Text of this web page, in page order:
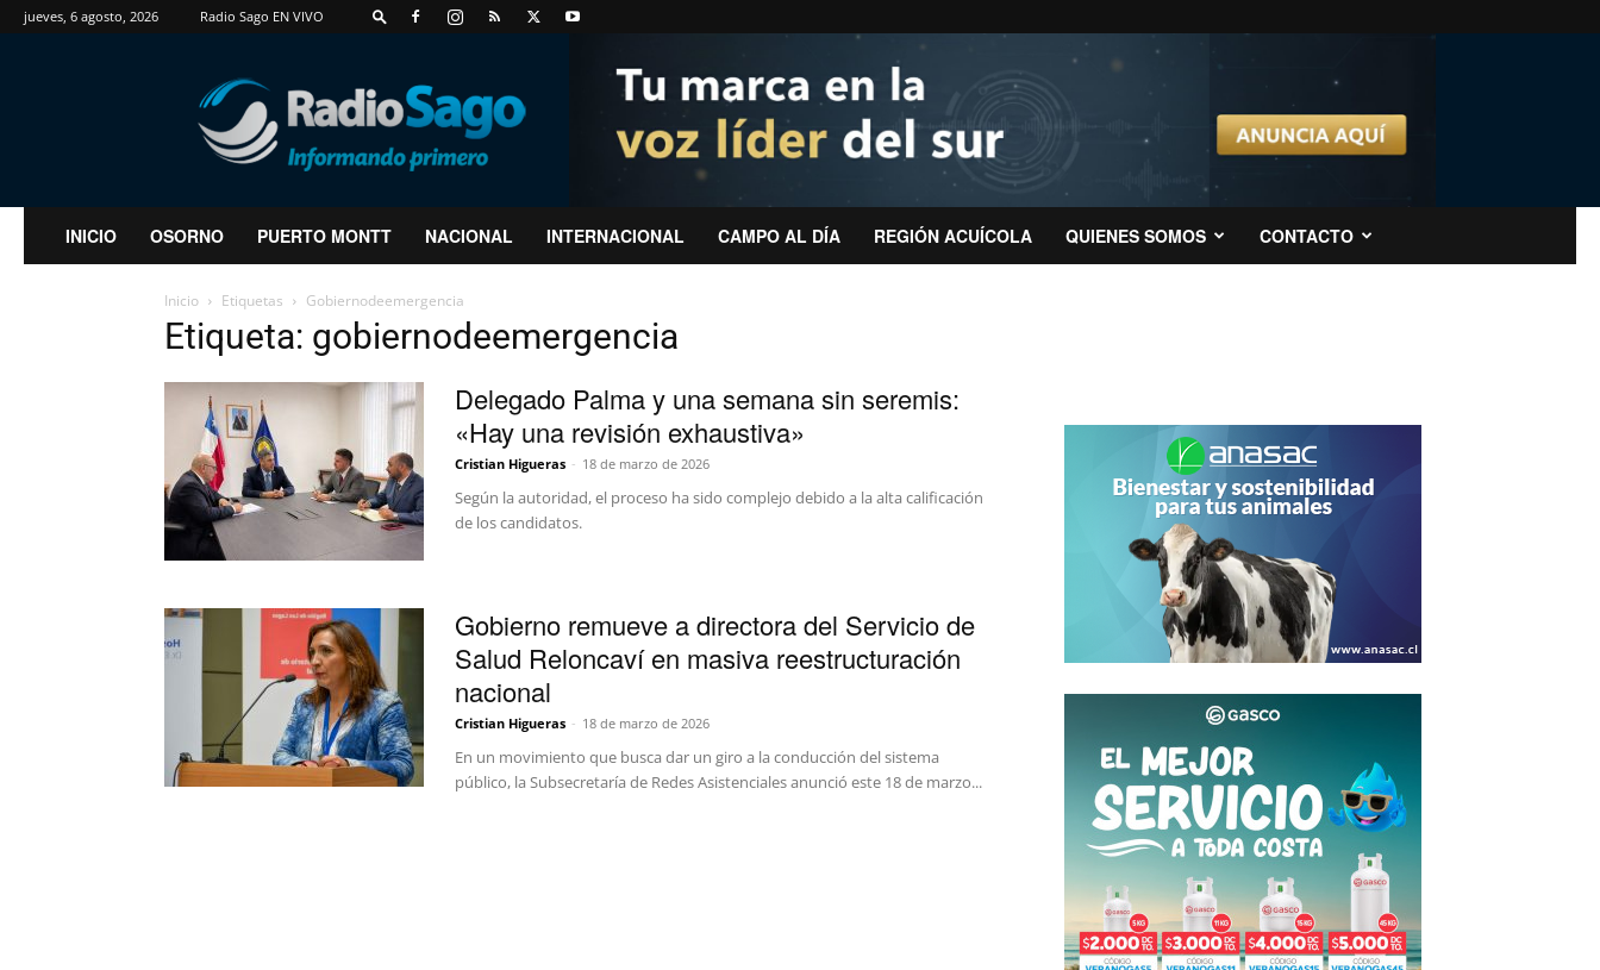
jueves, 6 agosto, 2026 Radio Sago EN VIVO
RadioSago
INICIO OSORNO PUERTO MONTT NACIONAL INTERNACIONAL CAMPO AL DÍA REGIÓN ACUÍCOLA QUIENES SOMOS CONTACTO
Inicio Etiquetas Gobiernodeemergencia
Etiqueta: gobiernodeemergencia
Delegado Palma y una semana sin seremis:
«Hay una revisión exhaustiva»
Cristian Higueras - 18 de marzo de 2026
Según la autoridad, el proceso ha sido complejo debido a la alta calificación
de los candidatos.
Gobierno remueve a directora del Servicio de
Salud Reloncaví en masiva reestructuración
nacional
Cristian Higueras - 18 de marzo de 2026
En un movimiento que busca dar un giro a la conducción del sistema
público, la Subsecretaría de Redes Asistenciales anunció este 18 de marzo...